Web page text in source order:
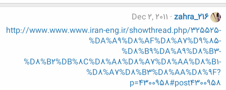
zahra_216
Dec 2, 2011
http://www.www.www.iran-eng.ir/showthread.php/325525-
%DA%A9%D8%AF%D8%A7%D9%85-
%D8%B9%DA%A9%D8%B3-
%D8%B2%DB%8C%D8%A8%D8%A7%D8%AA%D8%B1-
%D8%A7%D8%B3%D8%AA%D8%9F?
p=4300958#post4300958